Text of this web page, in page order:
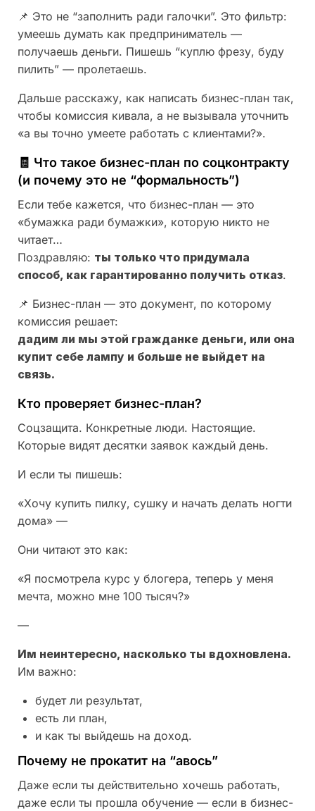
📌 Это не “заполнить ради галочки”. Это фильтр:
умеешь думать как предприниматель —
получаешь деньги. Пишешь “куплю фрезу, буду
пилить” — пролетаешь.
Дальше расскажу, как написать бизнес-план так,
чтобы комиссия кивала, а не вызывала уточнить
«а вы точно умеете работать с клиентами?».
🧾 Что такое бизнес-план по соцконтракту
(и почему это не “формальность”)
Если тебе кажется, что бизнес-план — это
«бумажка ради бумажки», которую никто не
читает…
Поздравляю: ты только что придумала
способ, как гарантированно получить отказ.
📌 Бизнес-план — это документ, по которому
комиссия решает:
дадим ли мы этой гражданке деньги, или она
купит себе лампу и больше не выйдет на
связь.
Кто проверяет бизнес-план?
Соцзащита. Конкретные люди. Настоящие.
Которые видят десятки заявок каждый день.
И если ты пишешь:
«Хочу купить пилку, сушку и начать делать ногти
дома» —
Они читают это как:
«Я посмотрела курс у блогера, теперь у меня
мечта, можно мне 100 тысяч?»
—
Им неинтересно, насколько ты вдохновлена.
Им важно:
будет ли результат,
есть ли план,
и как ты выйдешь на доход.
Почему не прокатит на “авось”
Даже если ты действительно хочешь работать,
даже если ты прошла обучение — если в бизнес-